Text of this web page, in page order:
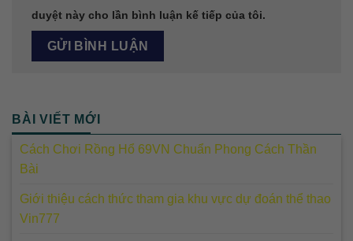
duyệt này cho lần bình luận kế tiếp của tôi.
BÀI VIẾT MỚI
Cách Chơi Rồng Hổ 69VN Chuẩn Phong Cách Thần
Bài
Giới thiệu cách thức tham gia khu vực dự đoán thể thao
Vin777